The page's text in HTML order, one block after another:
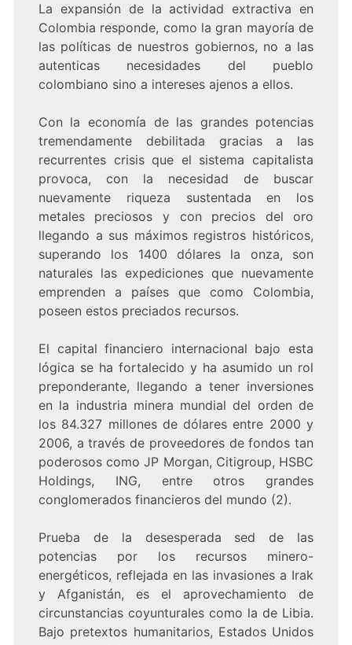
La expansión de la actividad extractiva en
Colombia responde, como la gran mayoría de
las políticas de nuestros gobiernos, no a las
autenticas necesidades del pueblo
colombiano sino a intereses ajenos a ellos.
Con la economía de las grandes potencias
tremendamente debilitada gracias a las
recurrentes crisis que el sistema capitalista
provoca, con la necesidad de buscar
nuevamente riqueza sustentada en los
metales preciosos y con precios del oro
llegando a sus máximos registros históricos,
superando los 1400 dólares la onza, son
naturales las expediciones que nuevamente
emprenden a países que como Colombia,
poseen estos preciados recursos.
El capital financiero internacional bajo esta
lógica se ha fortalecido y ha asumido un rol
preponderante, llegando a tener inversiones
en la industria minera mundial del orden de
los 84.327 millones de dólares entre 2000 y
2006, a través de proveedores de fondos tan
poderosos como JP Morgan, Citigroup, HSBC
Holdings, ING, entre otros grandes
conglomerados financieros del mundo (2).
Prueba de la desesperada sed de las
potencias por los recursos minero-
energéticos, reflejada en las invasiones a Irak
y Afganistán, es el aprovechamiento de
circunstancias coyunturales como la de Libia.
Bajo pretextos humanitarios, Estados Unidos